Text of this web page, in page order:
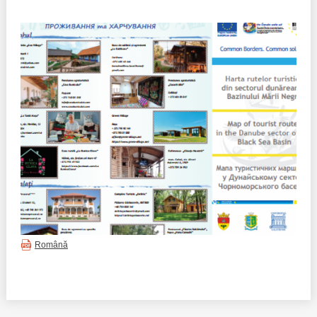
Rapoarte
Inițiative în derulare
Inițiative desfășurate
Manual de proceduri
Note & poziții​
Organigrama IDIS
Anunțuri
Politici regionale
Bunele practici
Laborator sociometric
Transparența guvernării locale
People Watch
Proces democratic
Agenda Națională de Business
Puterea hibridă
Română